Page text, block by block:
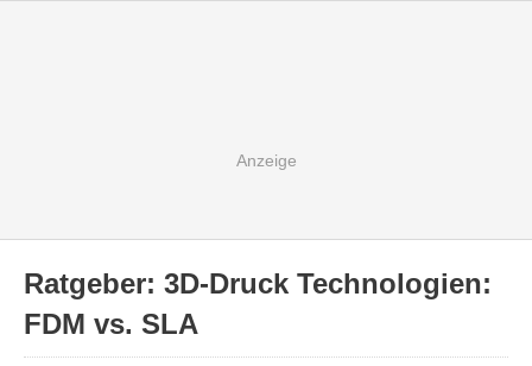
Ratgeber: 3D-Druck Technologien:
FDM vs. SLA